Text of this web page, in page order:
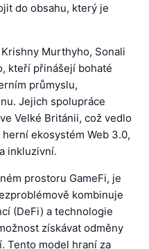
do obsahu, který je
Murthyho, Sonali
kteří přinášejí bohaté
průmyslu,
Jejich spolupráce
Velké Británii, což vedlo
ekosystém Web 3.0,
inkluzivní.
prostoru GameFi, je
kombinuje
(DeFi) a technologie
získávat odměny
Tento model hraní za